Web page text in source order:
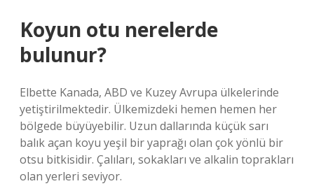
Koyun otu nerelerde
bulunur?
Elbette Kanada, ABD ve Kuzey Avrupa ülkelerinde
yetiştirilmektedir. Ülkemizdeki hemen hemen her
bölgede büyüyebilir. Uzun dallarında küçük sarı
balık açan koyu yeşil bir yaprağı olan çok yönlü bir
otsu bitkisidir. Çalıları, sokakları ve alkalin toprakları
olan yerleri seviyor.